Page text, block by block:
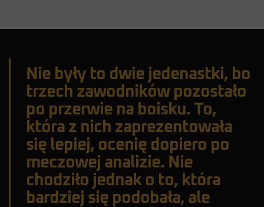
Nie były to dwie jedenastki, bo
trzech zawodników pozostało
po przerwie na boisku. To,
która z nich zaprezentowała
się lepiej, ocenię dopiero po
meczowej analizie. Nie
chodziło jednak o to, która
bardziej się podobała, ale